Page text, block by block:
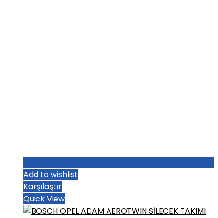
Add to wishlist
Karşılaştır
Quick View